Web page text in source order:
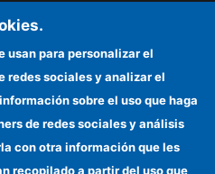
usan para personalizar el
redes sociales y analizar el
sobre el uso que haga
de redes sociales y análisis
con otra información que les
recopilado a partir del uso que